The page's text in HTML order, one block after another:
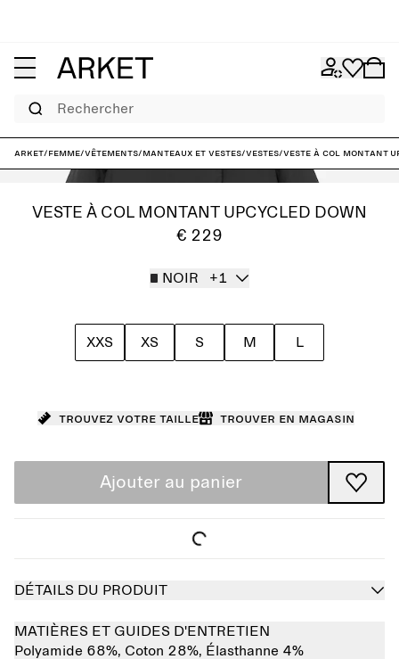
Rechercher
ARKET/Femme/Vêtements/Manteaux et vestes/Vestes/Veste à col montant
VESTE À COL MONTANT UPCYCLED DOWN
€ 229
NOIR +1
XXS XS S M L
Trouvez votre taille Trouver en magasin
Ajouter au panier
DÉTAILS DU PRODUIT
MATIÈRES ET GUIDES D'ENTRETIEN
Polyamide 68%, Coton 28%, Élasthanne 4%